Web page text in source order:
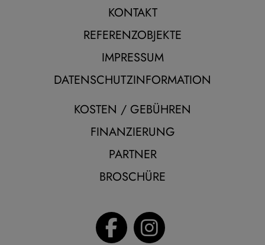
KONTAKT
REFERENZOBJEKTE
IMPRESSUM
DATENSCHUTZINFORMATION
KOSTEN / GEBÜHREN
FINANZIERUNG
PARTNER
BROSCHÜRE